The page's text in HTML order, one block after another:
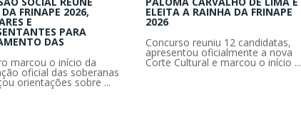
DA FRINAPE 2026,
E
PARA
DAS
marcou o início da
oficial das soberanas
orientações sobre ...
ELEITA A RAINHA DA FRINAPE
2026
Concurso reuniu 12 candidatas,
apresentou oficialmente a nova
Corte Cultural e marcou o início ...